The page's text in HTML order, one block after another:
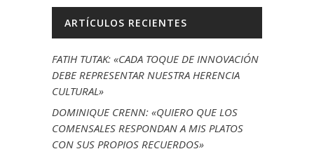
ARTÍCULOS RECIENTES
FATIH TUTAK: «CADA TOQUE DE INNOVACIÓN
DEBE REPRESENTAR NUESTRA HERENCIA
CULTURAL»
DOMINIQUE CRENN: «QUIERO QUE LOS
COMENSALES RESPONDAN A MIS PLATOS
CON SUS PROPIOS RECUERDOS»